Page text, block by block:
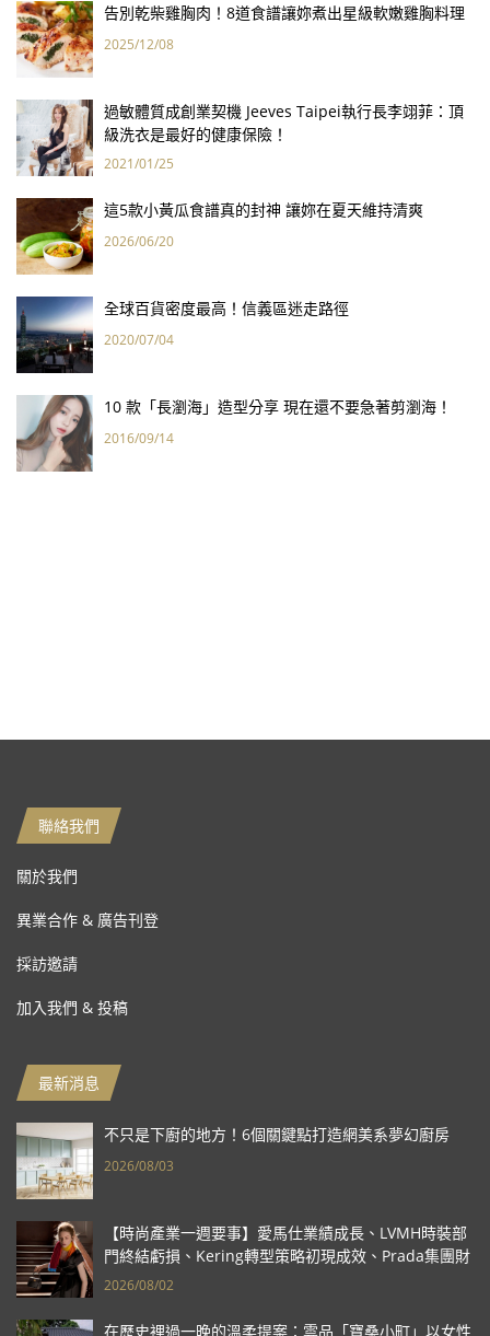
告別乾柴雞胸肉！8道食譜讓妳煮出星級軟嫩雞胸料理
2025/12/08
過敏體質成創業契機 Jeeves Taipei執行長李翊菲：頂
級洗衣是最好的健康保險！
2021/01/25
這5款小黃瓜食譜真的封神 讓妳在夏天維持清爽
2026/06/20
全球百貨密度最高！信義區迷走路徑
2020/07/04
10 款「長瀏海」造型分享 現在還不要急著剪瀏海！
2016/09/14
聯絡我們
關於我們
異業合作 & 廣告刊登
採訪邀請
加入我們 & 投稿
最新消息
不只是下廚的地方！6個關鍵點打造網美系夢幻廚房
2026/08/03
【時尚產業一週要事】愛馬仕業績成長、LVMH時裝部
門終結虧損、Kering轉型策略初現成效、Prada集團財
報亮眼
2026/08/02
在歷史裡過一晚的溫柔提案：雲品「寶桑小町」以女性